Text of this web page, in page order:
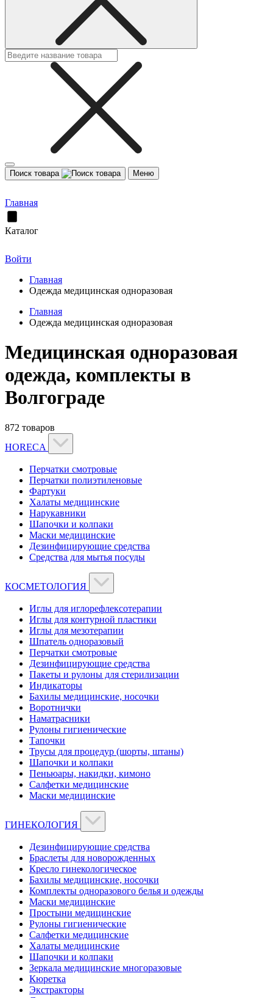
Поиск товара Меню
Главная
Каталог
Войти
Главная
Одежда медицинская одноразовая
Главная
Одежда медицинская одноразовая
Медицинская одноразовая
одежда, комплекты в
Волгограде
872 товаров
HORECA
Перчатки смотровые
Перчатки полиэтиленовые
Фартуки
Халаты медицинские
Нарукавники
Шапочки и колпаки
Маски медицинские
Дезинфицирующие средства
Средства для мытья посуды
КОСМЕТОЛОГИЯ
Иглы для иглорефлексотерапии
Иглы для контурной пластики
Иглы для мезотерапии
Шпатель одноразовый
Перчатки смотровые
Дезинфицирующие средства
Пакеты и рулоны для стерилизации
Индикаторы
Бахилы медицинские, носочки
Воротнички
Наматрасники
Рулоны гигиенические
Тапочки
Трусы для процедур (шорты, штаны)
Шапочки и колпаки
Пеньюары, накидки, кимоно
Салфетки медицинские
Маски медицинские
ГИНЕКОЛОГИЯ
Дезинфицирующие средства
Браслеты для новорожденных
Кресло гинекологическое
Бахилы медицинские, носочки
Комплекты одноразового белья и одежды
Маски медицинские
Простыни медицинские
Рулоны гигиенические
Салфетки медицинские
Халаты медицинские
Шапочки и колпаки
Зеркала медицинские многоразовые
Кюретка
Экстракторы